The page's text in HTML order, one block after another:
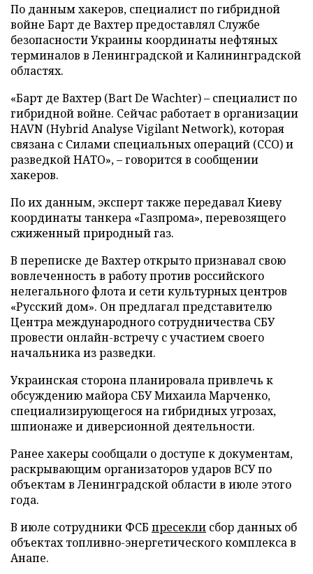
По данным хакеров, специалист по гибридной
войне Барт де Вахтер предоставлял Службе
безопасности Украины координаты нефтяных
терминалов в Ленинградской и Калининградской
областях.
«Барт де Вахтер (Bart De Wachter) – специалист по
гибридной войне. Сейчас работает в организации
HAVN (Hybrid Analyse Vigilant Network), которая
связана с Силами специальных операций (ССО) и
разведкой НАТО», – говорится в сообщении
хакеров.
По их данным, эксперт также передавал Киеву
координаты танкера «Газпрома», перевозящего
сжиженный природный газ.
В переписке де Вахтер открыто признавал свою
вовлеченность в работу против российского
нелегального флота и сети культурных центров
«Русский дом». Он предлагал представителю
Центра международного сотрудничества СБУ
провести онлайн-встречу с участием своего
начальника из разведки.
Украинская сторона планировала привлечь к
обсуждению майора СБУ Михаила Марченко,
специализирующегося на гибридных угрозах,
шпионаже и диверсионной деятельности.
Ранее хакеры сообщали о доступе к документам,
раскрывающим организаторов ударов ВСУ по
объектам в Ленинградской области в июле этого
года.
В июле сотрудники ФСБ пресекли сбор данных об
объектах топливно-энергетического комплекса в
Анапе.